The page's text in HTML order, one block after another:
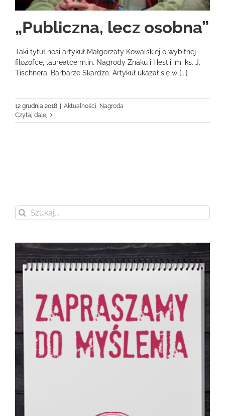
„Publiczna, lecz osobna”
Taki tytuł nosi artykuł Małgorzaty Kowalskiej o wybitnej
filozofce, laureatce m.in. Nagrody Znaku i Hestii im. ks. J.
Tischnera, Barbarze Skardze. Artykuł ukazał się w [...]
12 grudnia 2018 Aktualności, Nagroda
Czytaj dalej
Szukaj